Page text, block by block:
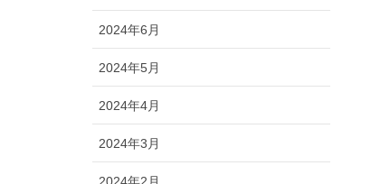
2024年6月
2024年5月
2024年4月
2024年3月